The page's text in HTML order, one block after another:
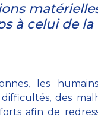
à celui de la
les
des
afin de